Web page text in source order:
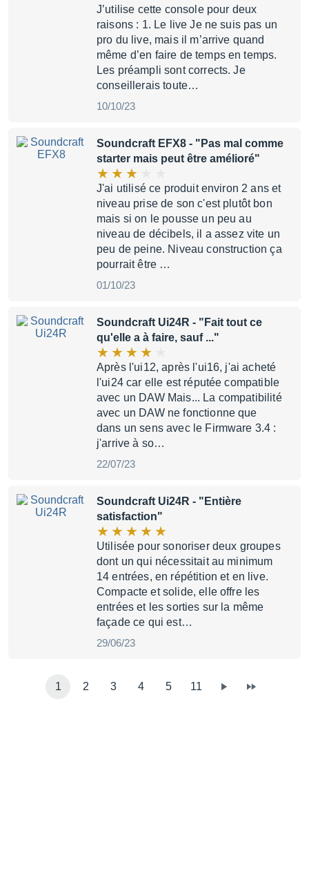
J’utilise cette console pour deux
raisons : 1. Le live Je ne suis pas un
pro du live, mais il m’arrive quand
même d’en faire de temps en temps.
Les préampli sont corrects. Je
conseillerais toute…
10/10/23
Soundcraft EFX8 - "Pas mal comme
starter mais peut être amélioré"
J'ai utilisé ce produit environ 2 ans et
niveau prise de son c'est plutôt bon
mais si on le pousse un peu au
niveau de décibels, il a assez vite un
peu de peine. Niveau construction ça
pourrait être …
01/10/23
Soundcraft Ui24R - "Fait tout ce
qu'elle a à faire, sauf ..."
Après l'ui12, après l'ui16, j'ai acheté
l'ui24 car elle est réputée compatible
avec un DAW Mais... La compatibilité
avec un DAW ne fonctionne que
dans un sens avec le Firmware 3.4 :
j'arrive à so…
22/07/23
Soundcraft Ui24R - "Entière
satisfaction"
Utilisée pour sonoriser deux groupes
dont un qui nécessitait au minimum
14 entrées, en répétition et en live.
Compacte et solide, elle offre les
entrées et les sorties sur la même
façade ce qui est…
29/06/23
1 2 3 4 5 11